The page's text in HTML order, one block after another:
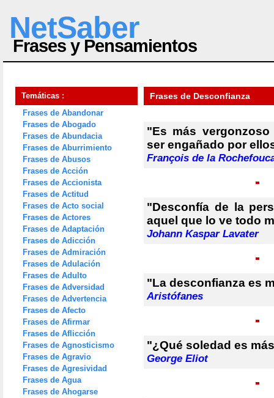
NetSaber
Frases y Pensamientos
Temáticas :
Frases de Abandonar
Frases de Abogado
Frases de Abundacia
Frases de Aburrimiento
Frases de Abusos
Frases de Acción
Frases de Accionista
Frases de Actitud
Frases de Acto social
Frases de Actores
Frases de Adaptación
Frases de Adicción
Frases de Admiración
Frases de Adulación
Frases de Adulto
Frases de Adversidad
Frases de Advertencia
Frases de Afecto
Frases de Afirmar
Frases de Aflicción
Frases de Agnosticismo
Frases de Agravio
Frases de Agresividad
Frases de Agua
Frases de Ahogarse
Frases de Desconfianza
"Es más
ser engañado por
François de la
"Desconfía de la
aquel que lo ve todo
Johann Kaspar Lavater
"La desconfianza es
Aristófanes
"¿Qué soledad es
George Eliot